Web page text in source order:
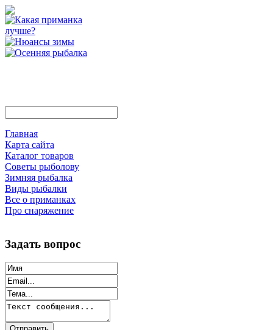
Главная
Карта сайта
Каталог товаров
Советы рыболову
Зимняя рыбалка
Виды рыбалки
Все о приманках
Про снаряжение
Задать вопрос